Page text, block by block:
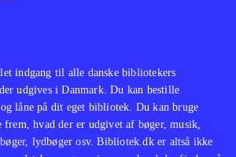
det flotte
.
indgang til alle danske bibliotekers
udgives i Danmark. Du kan bestille
låne på dit eget bibliotek. Du kan bruge
hvad der er udgivet af bøger, musik,
lydbøger osv. Bibliotek.dk er altså ikke